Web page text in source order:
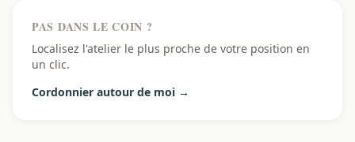
PAS DANS LE COIN ?
Localisez l'atelier le plus proche de votre position en
un clic.
Cordonnier autour de moi →